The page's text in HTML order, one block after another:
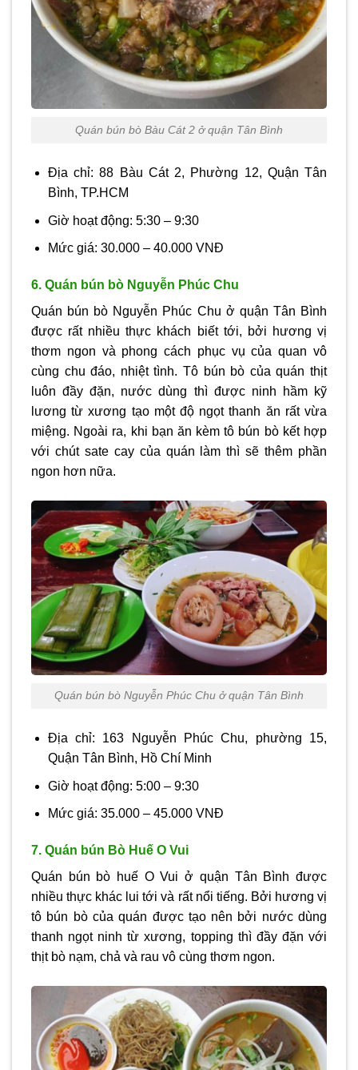
Quán bún bò Bàu Cát 2 ở quận Tân Bình
Địa chỉ: 88 Bàu Cát 2, Phường 12, Quận Tân
Bình, TP.HCM
Giờ hoạt động: 5:30 – 9:30
Mức giá: 30.000 – 40.000 VNĐ
6. Quán bún bò Nguyễn Phúc Chu
Quán bún bò Nguyễn Phúc Chu ở quận Tân Bình
được rất nhiều thực khách biết tới, bởi hương vị
thơm ngon và phong cách phục vụ của quan vô
cùng chu đáo, nhiệt tình. Tô bún bò của quán thịt
luôn đầy đặn, nước dùng thì được ninh hầm kỹ
lương từ xương tạo một độ ngọt thanh ăn rất vừa
miệng. Ngoài ra, khi bạn ăn kèm tô bún bò kết hợp
với chút sate cay của quán làm thì sẽ thêm phần
ngon hơn nữa.
Quán bún bò Nguyễn Phúc Chu ở quận Tân Bình
Địa chỉ: 163 Nguyễn Phúc Chu, phường 15,
Quận Tân Bình, Hồ Chí Minh
Giờ hoạt động: 5:00 – 9:30
Mức giá: 35.000 – 45.000 VNĐ
7. Quán bún Bò Huế O Vui
Quán bún bò huế O Vui ở quận Tân Bình được
nhiều thực khác lui tới và rất nổi tiếng. Bởi hương vị
tô bún bò của quán được tạo nên bởi nước dùng
thanh ngọt ninh từ xương, topping thì đầy đặn với
thịt bò nạm, chả và rau vô cùng thơm ngon.